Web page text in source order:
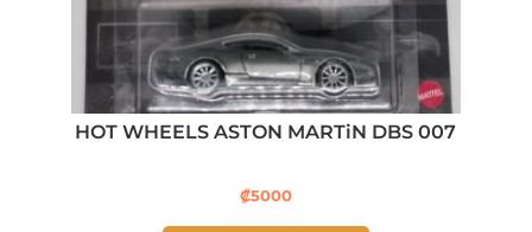
HOT WHEELS ASTON MARTiN DBS 007
₡5000